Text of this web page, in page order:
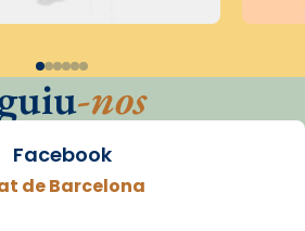
-nos
Facebook
de Barcelona